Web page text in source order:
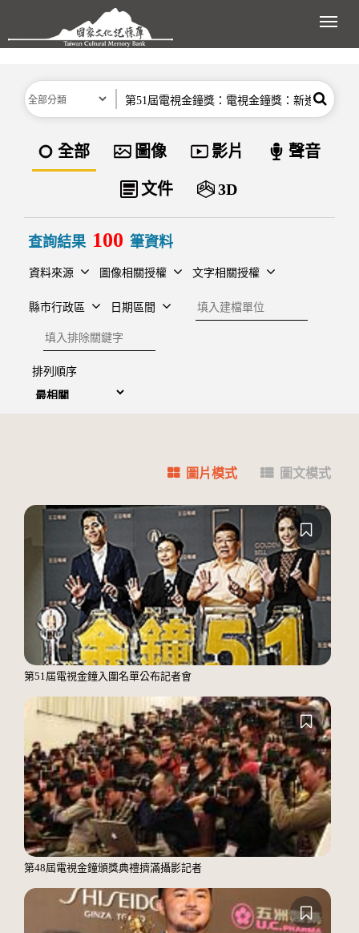
跳到主要內容區塊
展
分類 搜尋
資料類型
全部 圖像 影片 聲音
文件 3D
查詢結果 100 筆資料
資料來源 圖像相關授權 文字相關授權
縣市行政區 日期區間
建檔單位
排除關鍵字
排列順序
圖片模式 圖文模式
第51屆電視金鐘入圍名單公布記者會
第48屆電視金鐘頒獎典禮擠滿攝影記者